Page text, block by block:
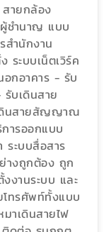
ายกล้อง
ชำนาญ แบบ
สำนักงาน
ะบบเน็ตเวิร์ค
อกอาคาร - รับ
บเดินสาย
ดินสายสัญญาณ
ารออกแบบ
ระบบสื่อสาร
างถูกต้อง ถูก
งานระบบ และ
ทรศัพท์ทั้งแบบ
าเดินสายไฟ